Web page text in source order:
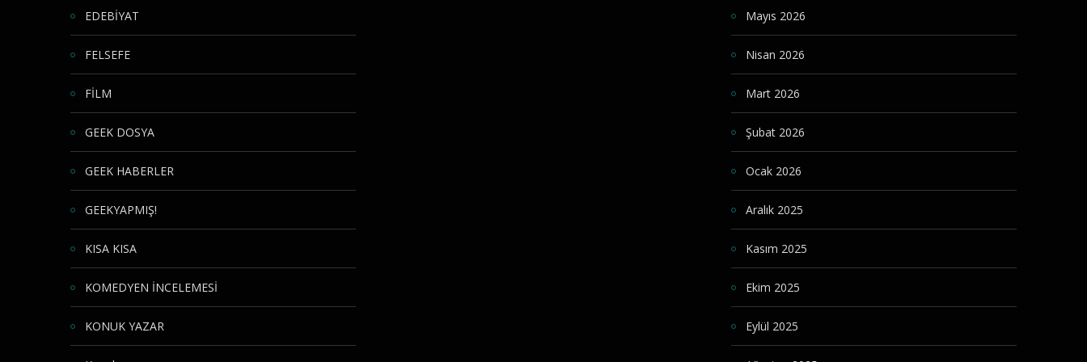
EDEBİYAT
FELSEFE
FİLM
GEEK DOSYA
GEEK HABERLER
GEEKYAPMIŞ!
KISA KISA
KOMEDYEN İNCELEMESİ
KONUK YAZAR
Mayıs 2026
Nisan 2026
Mart 2026
Şubat 2026
Ocak 2026
Aralık 2025
Kasım 2025
Ekim 2025
Eylül 2025